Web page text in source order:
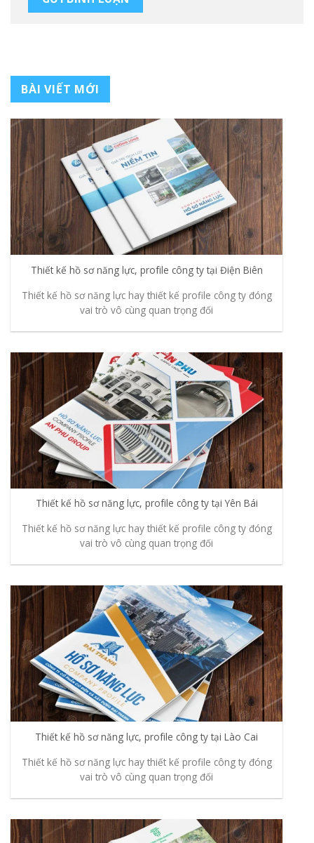
BÀI VIẾT MỚI
Thiết kế hồ sơ năng lực, profile công ty tại Điện Biên
Thiết kế hồ sơ năng lực hay thiết kế profile công ty đóng
vai trò vô cùng quan trọng đối
Thiết kế hồ sơ năng lực, profile công ty tại Yên Bái
Thiết kế hồ sơ năng lực hay thiết kế profile công ty đóng
vai trò vô cùng quan trọng đối
Thiết kế hồ sơ năng lực, profile công ty tại Lào Cai
Thiết kế hồ sơ năng lực hay thiết kế profile công ty đóng
vai trò vô cùng quan trọng đối